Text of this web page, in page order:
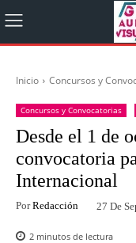
Inicio Concursos y
Concursos y Convocatorias
Desde el 1 de
convocatoria
Internacional
Por Redacción 27 De
2 minutos de lectura